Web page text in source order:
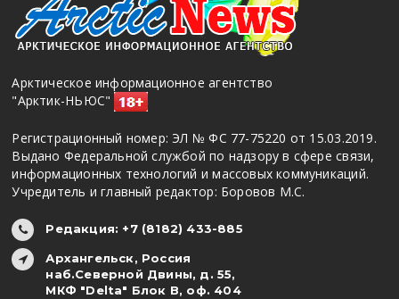
Арктическое информационное агентство
"Арктик-НЬЮС"
Регистрационный номер: ЭЛ № ФС 77-75220 от 15.03.2019.
Выдано Федеральной службой по надзору в сфере связи,
информационных технологий и массовых коммуникаций.
Учредитель и главный редактор: Боровов М.С.
Редакция: +7 (8182) 433-885
Архангельск, Россия
наб.Северной Двины, д. 55,
МКФ "Delta" Блок В, оф. 404